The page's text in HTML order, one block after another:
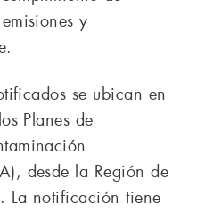
y
se ubican en
Planes de
desde la Región de
La notificación tiene